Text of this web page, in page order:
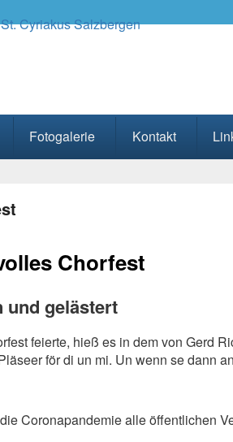
Fotogalerie Kontakt
Chorfest
und gelästert
feierte, hieß es in dem von Gerd
för di un mi. Un wenn se dann
Coronapandemie alle öffentlichen